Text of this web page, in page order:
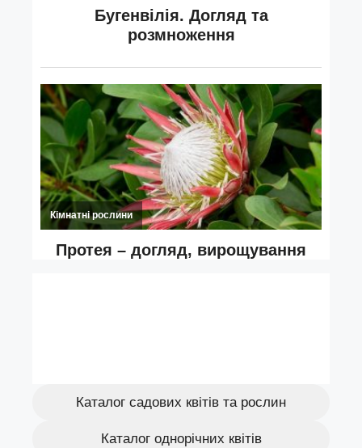
Каталог садових квітів та рослин
Каталог однорічних квітів